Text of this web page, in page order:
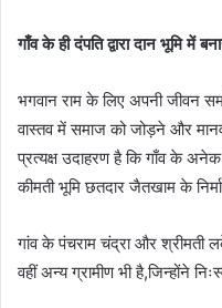
गाँव के ही दंपति द्वारा दान भूमि में
भगवान राम के लिए अपनी जीवन
वास्तव में समाज को जोड़ने और
प्रत्यक्ष उदाहरण है कि गाँव के
कीमती भूमि छतदार जैतखाम के
गांव के पंचराम चंद्रा और श्रीमती
वहीं अन्य ग्रामीण भी है,जिन्होंने